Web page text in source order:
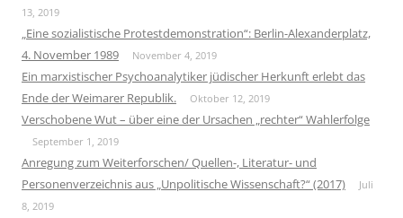
13, 2019
„Eine sozialistische Protestdemonstration“: Berlin-Alexanderplatz,
4. November 1989
November 4, 2019
Ein marxistischer Psychoanalytiker jüdischer Herkunft erlebt das
Ende der Weimarer Republik.
Oktober 12, 2019
Verschobene Wut – über eine der Ursachen „rechter“ Wahlerfolge
September 1, 2019
Anregung zum Weiterforschen/ Quellen-, Literatur- und
Personenverzeichnis aus „Unpolitische Wissenschaft?“ (2017)
Juli
8, 2019